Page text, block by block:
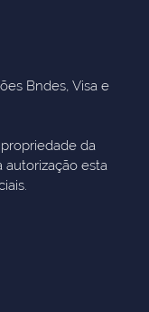
Bndes, Visa e
da
autorização esta